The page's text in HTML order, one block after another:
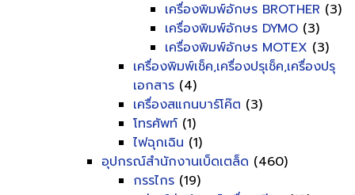
เครื่องพิมพ์อักษร BROTHER (3)
เครื่องพิมพ์อักษร DYMO (3)
เครื่องพิมพ์อักษร MOTEX (3)
เครื่องพิมพ์เช็ค,เครื่องปรุเช็ค,เครื่องปรุ
เอกสาร (4)
เครื่องสแกนบาร์โค๊ต (3)
โทรศัพท์ (1)
ไฟฉุกเฉิน (1)
อุปกรณ์สำนักงานเบ็ดเตล็ด (460)
กรรไกร (19)